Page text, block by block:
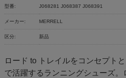
型番: J068281 J068387 J068391
メーカー: MERRELL
区分: 新品
ロード to トレイルをコンセプト
で活躍するランニングシューズ